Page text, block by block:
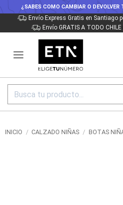
¿SABES COMO CAMBIAR O
Saltar
al
Envío Express Gratis en Santiago
Envío GRATIS A TODO
Buscar
INICIO / CALZADO NIÑAS / BOTAS